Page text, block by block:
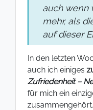
auch wenn
mehr, als
auf dieser
In den letzten
auch ich einiges
Zufriedenheit –
für mich ein